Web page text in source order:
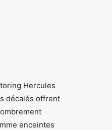
Hercules
décalés offrent
enceintes